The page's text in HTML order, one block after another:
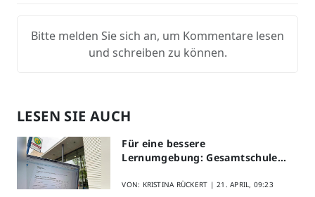
Bitte melden Sie sich an, um Kommentare lesen
und schreiben zu können.
LESEN SIE AUCH
Für eine bessere
Lernumgebung: Gesamtschule
Schülerfeedback
VON: KRISTINA RÜCKERT |21. APRIL, 09:23